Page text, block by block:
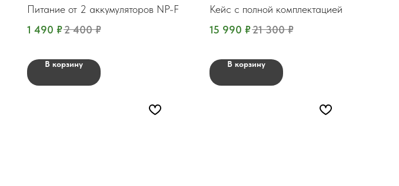
Питание от 2 аккумуляторов NP-F
1 490 ₽2 400 ₽
В корзину
Кейс с полной комплектацией
15 990 ₽21 300 ₽
В корзину